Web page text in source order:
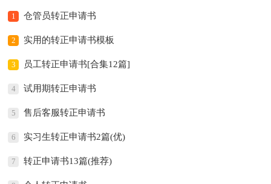
1 仓管员转正申请书
2 实用的转正申请书模板
3 员工转正申请书[合集12篇]
4 试用期转正申请书
5 售后客服转正申请书
6 实习生转正申请书2篇(优)
7 转正申请书13篇(推荐)